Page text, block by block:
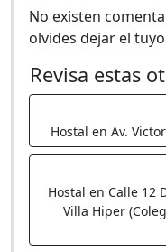
No existen
olvides dejar el
Revisa estas
Hostal en Av.
Hostal en Calle 12
Villa Hiper